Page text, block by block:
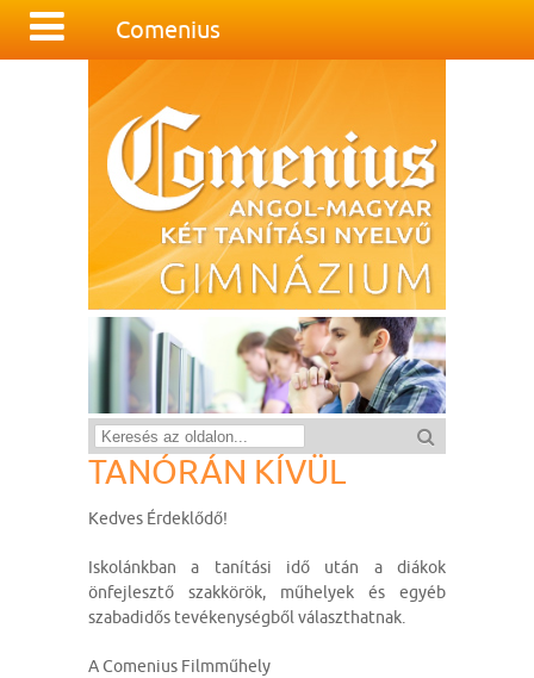
Comenius
TANÓRÁN KÍVÜL
Kedves Érdeklődő!
Iskolánkban a tanítási idő után a diákok
önfejlesztő szakkörök, műhelyek és egyéb
szabadidős tevékenységből választhatnak.
A Comenius Filmműhely